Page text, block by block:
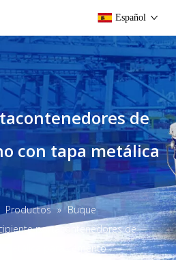
Español
de
con tapa metálica
Productos » Buque
portacontenedores de
para cemento